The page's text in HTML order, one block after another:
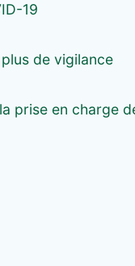
19
de vigilance
prise en charge